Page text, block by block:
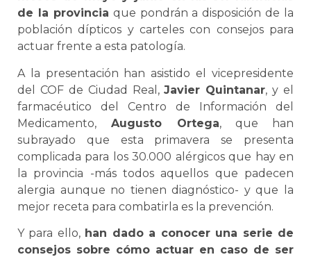
de la provincia que pondrán a disposición de la
población dípticos y carteles con consejos para
actuar frente a esta patología.
A la presentación han asistido el vicepresidente
del COF de Ciudad Real,Javier Quintanar, y el
farmacéutico del Centro de Información del
Medicamento, Augusto Ortega, que han
subrayado que esta primavera se presenta
complicada para los 30.000 alérgicos que hay en
la provincia -más todos aquellos que padecen
alergia aunque no tienen diagnóstico- y que la
mejor receta para combatirla es la prevención.
Y para ello, han dado a conocer una serie de
consejos sobre cómo actuar en caso de ser